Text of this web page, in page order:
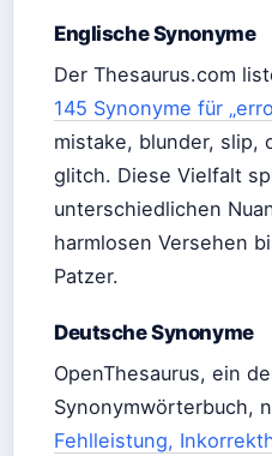
Englische Synonyme
Der Thesaurus.com
145 Synonyme für
mistake, blunder, slip,
glitch. Diese Vielfalt
unterschiedlichen
harmlosen Versehen
Patzer.
Deutsche Synonyme
OpenThesaurus, ein
Synonymwörterbuch,
Fehlleistung,